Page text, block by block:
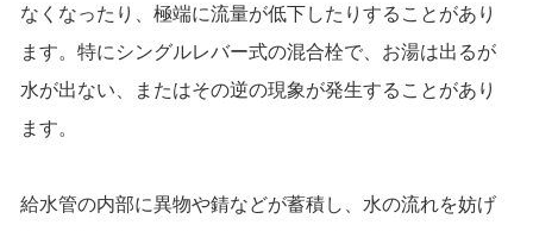
なくなったり、極端に流量が低下したりすることがあり
ます。特にシングルレバー式の混合栓で、お湯は出るが
水が出ない、またはその逆の現象が発生することがあり
ます。
給水管の内部に異物や錆などが蓄積し、水の流れを妨げ